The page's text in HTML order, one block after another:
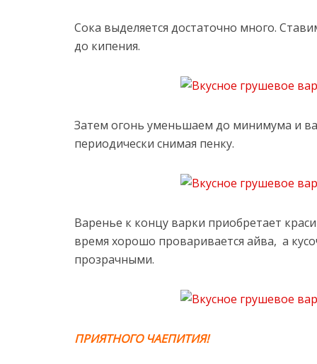
Сока выделяется достаточно много.
до кипения.
Затем огонь уменьшаем до минимума и
периодически снимая пенку.
Варенье к концу варки приобретает
время хорошо проваривается айва, а
прозрачными.
ПРИЯТНОГО ЧАЕПИТИЯ!